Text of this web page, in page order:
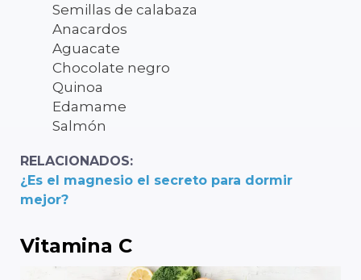
Semillas de calabaza
Anacardos
Aguacate
Chocolate negro
Quinoa
Edamame
Salmón
RELACIONADOS:
¿Es el magnesio el secreto para dormir
mejor?
Vitamina C